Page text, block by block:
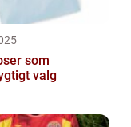
som
valg